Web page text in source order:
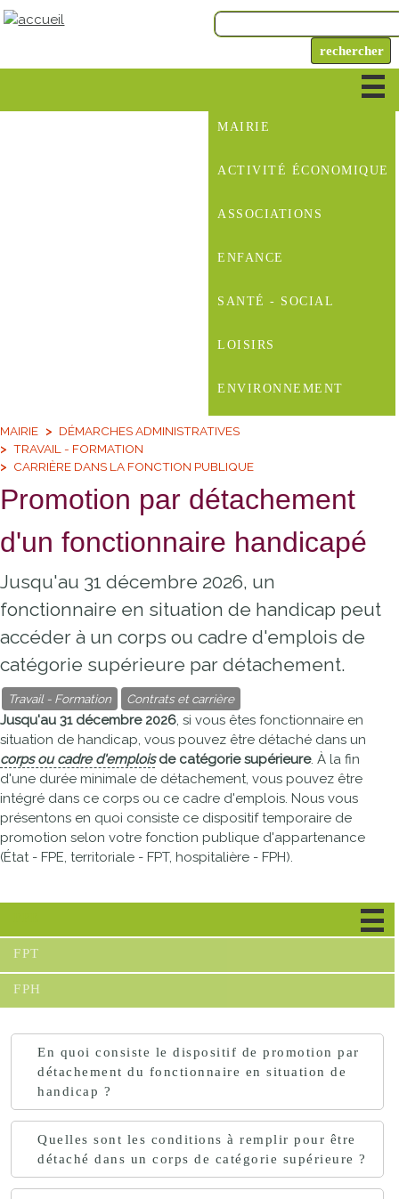
MAIRIE
ACTIVITÉ ÉCONOMIQUE
ASSOCIATIONS
ENFANCE
SANTÉ - SOCIAL
LOISIRS
ENVIRONNEMENT
MAIRIE
DÉMARCHES ADMINISTRATIVES
TRAVAIL - FORMATION
CARRIÈRE DANS LA FONCTION PUBLIQUE
Promotion par détachement
d'un fonctionnaire handicapé
Jusqu'au 31 décembre 2026, un
fonctionnaire en situation de handicap peut
accéder à un corps ou cadre d'emplois de
catégorie supérieure par détachement.
Travail - Formation Contrats et carrière
Jusqu'au 31 décembre 2026, si vous êtes fonctionnaire en
situation de handicap, vous pouvez être détaché dans un
corps ou cadre d'emploisde catégorie supérieure. À la fin
d'une durée minimale de détachement, vous pouvez être
intégré dans ce corps ou ce cadre d'emplois. Nous vous
présentons en quoi consiste ce dispositif temporaire de
promotion selon votre fonction publique d'appartenance
(État - FPE, territoriale - FPT, hospitalière - FPH).
FPT
FPH
En quoi consiste le dispositif de promotion par
détachement du fonctionnaire en situation de
handicap ?
Quelles sont les conditions à remplir pour être
détaché dans un corps de catégorie supérieure ?